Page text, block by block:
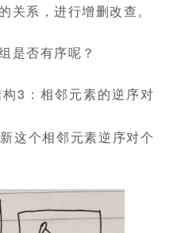
关系，进行增删改查。
是否有序呢？
3：相邻元素的逆序对
这个相邻元素逆序对个